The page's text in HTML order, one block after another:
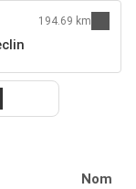
194.69 km
Nom